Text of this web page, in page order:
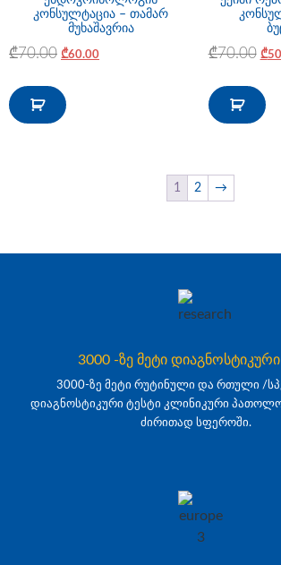
კონსულტაცია – თამარ
მუხაშავრია
₾70.00 ₾60.00 ₾70.00 ₾
1 2 →
3000 -ზე მეტი
3000-ზე მეტი რუტინული და რთული /
დიაგნოსტიკური ტესტი კლინიკური
ძირითად სფეროში.